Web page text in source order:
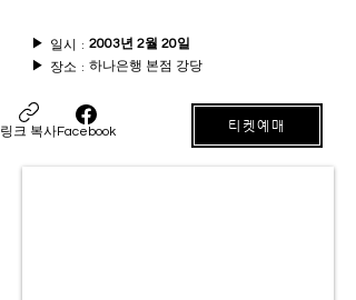
2003년 2월 20일
일시 :
▶
▶
장소 : 하나은행 본점 강당
링크 복사Facebook 티켓예매